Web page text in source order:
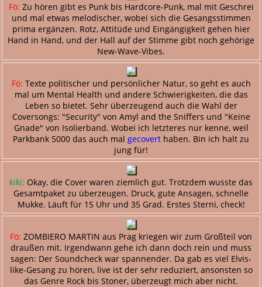
Fö: Zu hören gibt es Punk bis Hardcore-Punk, mal mit Geschrei
und mal etwas melodischer, wobei sich die Gesangsstimmen
prima ergänzen. Rotz, Attitüde und Eingängigkeit gehen hier
Hand in Hand, und der Hall auf der Stimme gibt noch gehörige
New-Wave-Vibes.
Fö: Texte politischer und persönlicher Natur, so geht es auch
mal um Mental Health und andere Schwierigkeiten, die das
Leben so bietet. Sehr überzeugend auch die Wahl der
Coversongs: "Security" von Amyl and the Sniffers und "Keine
Gnade" von Isolierband. Wobei ich letzteres nur kenne, weil
Parkbank 5000 das auch mal gecovert haben. Bin ich halt zu
jung für!
kiki: Okay, die Cover waren ziemlich gut. Trotzdem wusste das
Gesamtpaket zu überzeugen. Druck, gute Ansagen, schnelle
Mukke. Läuft für 15 Uhr und 35 Grad. Erstes Sterni, check!
Fö: ZOMBIERO MARTIN aus Prag kriegen wir zum Großteil von
draußen mit. Irgendwann gehe ich dann doch rein und muss
sagen: Der Soundcheck war spannender. Da gab es viel Elvis-
like-Gesang zu hören, live ist der sehr reduziert, ansonsten so
das Genre Rock bis Stoner, überzeugt mich aber nicht.